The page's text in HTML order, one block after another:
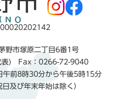
野市塚原二丁目6番1号
表) Fax：0266-72-9040
午前8時30分から午後5時15分
日及び年末年始は除く）